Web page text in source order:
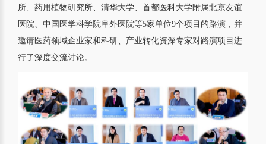
所、药用植物研究所、清华大学、首都医科大学附属北京友谊
医院、中国医学科学院阜外医院等5家单位9个项目的路演，并
邀请医药领域企业家和科研、产业转化资深专家对路演项目进
行了深度交流讨论。